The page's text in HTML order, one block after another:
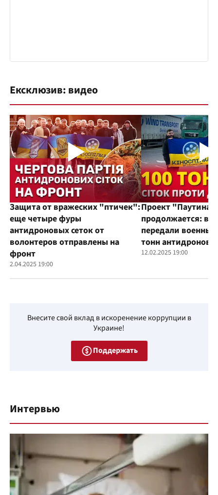
Ексклюзив: видео
Защита от вражеских "птичек":
еще четыре фуры
антидроновых сеток от
волонтеров отправлены на
фронт
2.04.2025 19:00
Проект "Паутина"
продолжается:
передали
тонн
12.02.2025 19:00
Внесите свой вклад в искоренение коррупции в
Украине!
Поддержать
Интервью